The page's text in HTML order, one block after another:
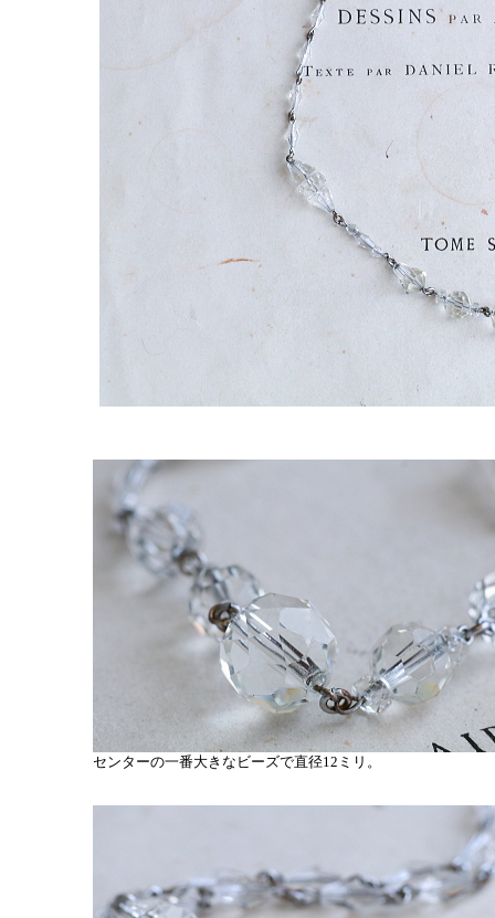
センターの一番大きなビーズで直径12ミリ。